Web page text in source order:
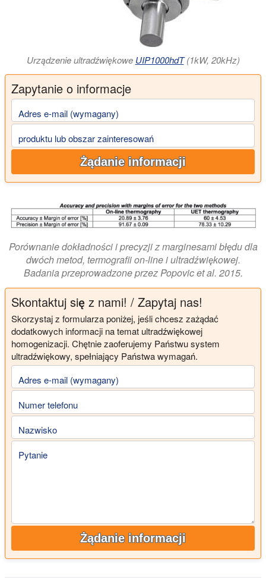
Urządzenie ultradźwiękowe UIP1000hdT(1kW, 20kHz)
Zapytanie o informacje
Adres e-mail (wymagany)
produktu lub obszar zainteresowań
Żądanie informacji
Porównanie dokładności i precyzji z marginesami błędu dla
dwóch metod, termografii on-line i ultradźwiękowej.
Badania przeprowadzone przez Popovic et al. 2015.
Skontaktuj się z nami! / Zapytaj nas!
Skorzystaj z formularza poniżej, jeśli chcesz zażądać
dodatkowych informacji na temat ultradźwiękowej
homogenizacji. Chętnie zaoferujemy Państwu system
ultradźwiękowy, spełniający Państwa wymagań.
Adres e-mail (wymagany)
Numer telefonu
Nazwisko
Pytanie
Żądanie informacji